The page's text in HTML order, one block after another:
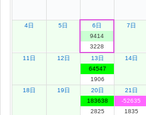
4日 5日
6日
9414
3228
7日
11日 12日
13日
64547
1906
14日
18日 19日
20日
183638
2825
21日
-52635
1835